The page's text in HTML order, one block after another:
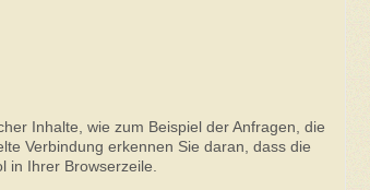
Inhalte, wie zum Beispiel der Anfragen, die
Verbindung erkennen Sie daran, dass die
in Ihrer Browserzeile.